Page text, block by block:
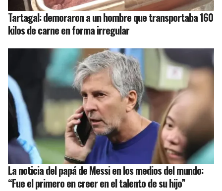
Tartagal: demoraron a un hombre que transportaba 160
kilos de carne en forma irregular
La noticia del papá de Messi en los medios del mundo:
“Fue el primero en creer en el talento de su hijo”